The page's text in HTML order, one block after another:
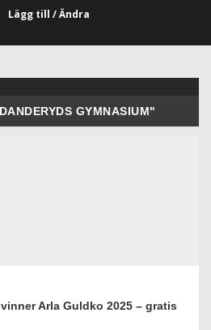
Lägg till / Ändra
GYMNASIUM"
Arla Guldko 2025 – gratis